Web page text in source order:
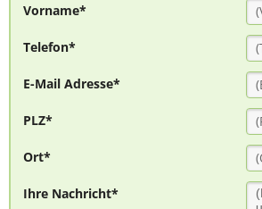
Vorname*
Telefon*
E-Mail Adresse*
PLZ*
Ort*
Ihre Nachricht*